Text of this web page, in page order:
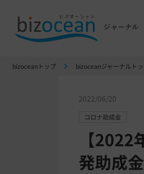
bizoceanトップ bizoceanジャーナルト
2022/06/20
コロナ助成金
【
発助成